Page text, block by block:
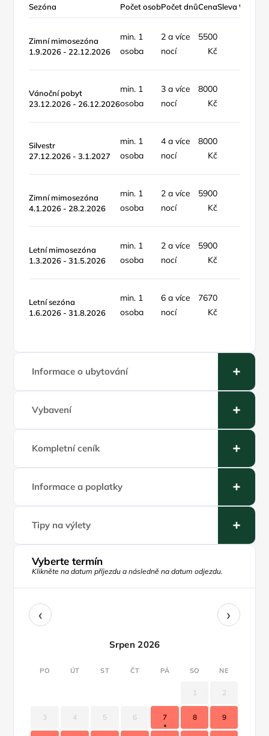
Sezóna Počet osobPočet dnůCenaSleva %
Zimní mimosezóna
1.9.2026 - 22.12.2026
min. 1
osoba
2 a více
nocí
5500
Kč
Vánoční pobyt
23.12.2026 - 26.12.2026
min. 1
osoba
3 a více
nocí
8000
Kč
Silvestr
27.12.2026 - 3.1.2027
min. 1
osoba
4 a více
nocí
8000
Kč
Zimní mimosezóna
4.1.2026 - 28.2.2026
min. 1
osoba
2 a více
nocí
5900
Kč
Letní mimosezóna
1.3.2026 - 31.5.2026
min. 1
osoba
2 a více
nocí
5900
Kč
Letní sezóna
1.6.2026 - 31.8.2026
min. 1
osoba
6 a více
nocí
7670
Kč
Informace o ubytování
Vybavení
Kompletní ceník
Informace a poplatky
Tipy na výlety
Vyberte termín
Klikněte na datum příjezdu a následně na datum odjezdu.
‹ ›
Srpen 2026
PO ÚT ST ČT PÁ SO NE
1 2
3 4 5 6 7 8 9